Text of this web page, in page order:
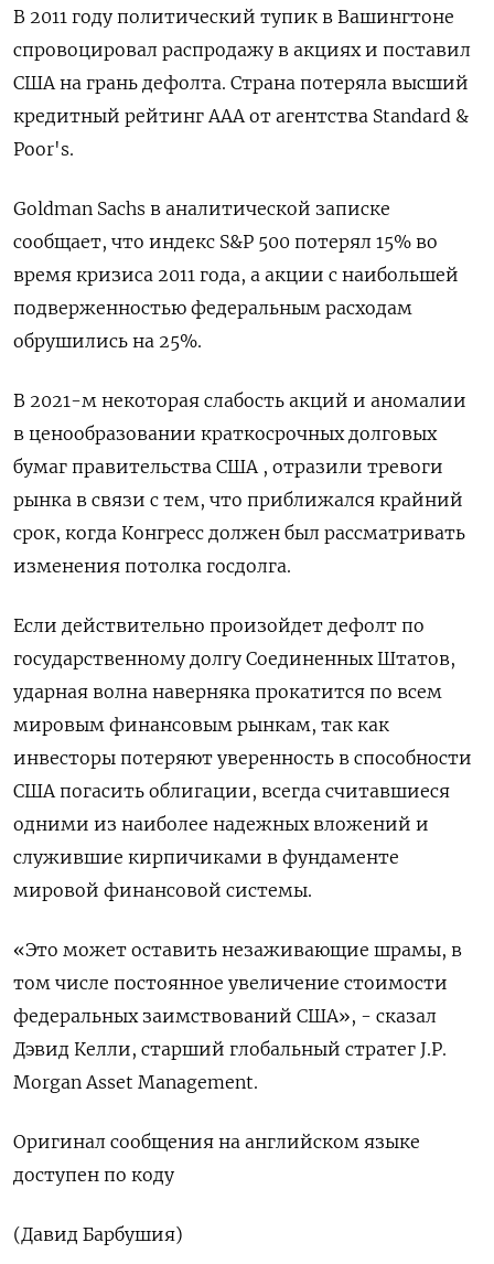
В 2011 году политический тупик в Вашингтоне
спровоцировал распродажу в акциях и поставил
США на грань дефолта. Страна потеряла высший
кредитный рейтинг ААА от агентства Standard &
Poor's.
Goldman Sachs в аналитической записке
сообщает, что индекс S&P 500 потерял 15% во
время кризиса 2011 года, а акции с наибольшей
подверженностью федеральным расходам
обрушились на 25%.
В 2021-м некоторая слабость акций и аномалии
в ценообразовании краткосрочных долговых
бумаг правительства США , отразили тревоги
рынка в связи с тем, что приближался крайний
срок, когда Конгресс должен был рассматривать
изменения потолка госдолга.
Если действительно произойдет дефолт по
государственному долгу Соединенных Штатов,
ударная волна наверняка прокатится по всем
мировым финансовым рынкам, так как
инвесторы потеряют уверенность в способности
США погасить облигации, всегда считавшиеся
одними из наиболее надежных вложений и
служившие кирпичиками в фундаменте
мировой финансовой системы.
«Это может оставить незаживающие шрамы, в
том числе постоянное увеличение стоимости
федеральных заимствований США», - сказал
Дэвид Келли, старший глобальный стратег J.P.
Morgan Asset Management.
Оригинал сообщения на английском языке
доступен по коду
(Давид Барбушия)